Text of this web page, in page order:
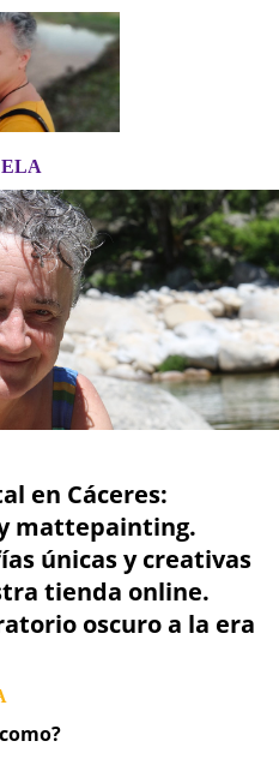
ELA
en Cáceres:
mattepainting.
únicas y creativas
tienda online.
oscuro a la era